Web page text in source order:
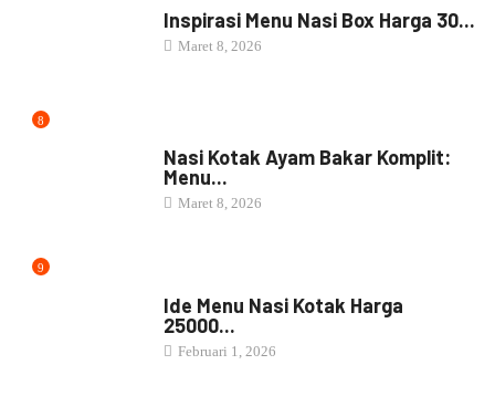
Inspirasi Menu Nasi Box Harga 30...
Maret 8, 2026
8
Nasi Kotak Ayam Bakar Komplit:
Menu...
Maret 8, 2026
9
Ide Menu Nasi Kotak Harga
25000...
Februari 1, 2026